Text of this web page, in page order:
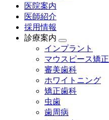
医院案内
医師紹介
採用情報
診療案内
インプラント
マウスピース矯正
審美歯科
ホワイトニング
矯正歯科
虫歯
歯周病